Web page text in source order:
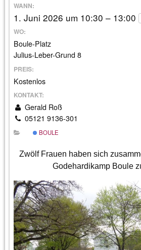
WANN:
1. Juni 2026 um 10:30 – 13:00
WO:
Boule-Platz
Julius-Leber-Grund 8
PREIS:
Kostenlos
KONTAKT:
Gerald Roß
05121 9136-301
BOULE
Zwölf Frauen haben sich
Godehardikamp Boule